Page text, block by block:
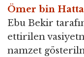
Ömer bin
Ebu Bekir
ettirilen
namzet